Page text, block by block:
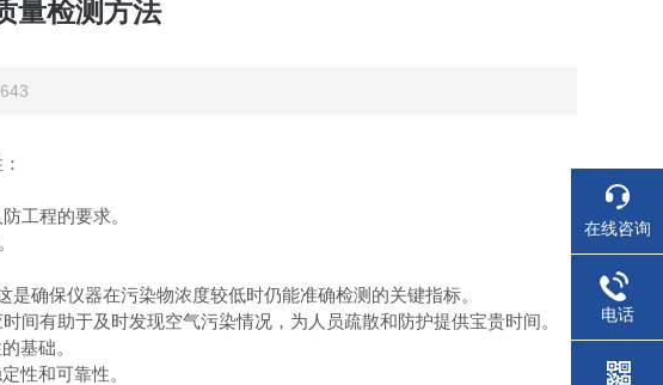
量检测方法
工程的要求。
确保仪器在污染物浓度较低时仍能准确检测的关键指标。
间有助于及时发现空气污染情况，为人员疏散和防护提供宝贵时间。
基础。
性和可靠性。
在线咨询
电话